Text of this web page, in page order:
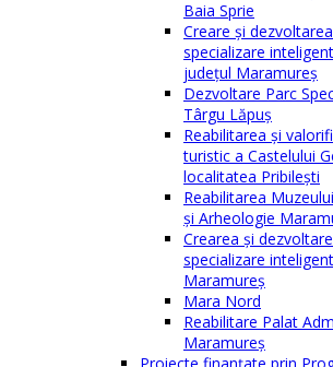
Baia Sprie
Creare și
specializare
județul Maramureș
Dezvoltare Parc
Târgu Lăpuș
Reabilitarea și
turistic a Castelului
localitatea Pribilești
Reabilitarea
și Arheologie
Crearea și
specializare
Maramureș
Mara Nord
Reabilitare Palat
Maramureș